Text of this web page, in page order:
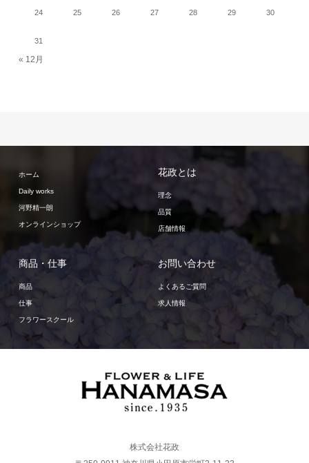
24 25 26 27 28 29 30
31
« 12月
ホーム
Daily works
河野精一朗
オンラインショップ
花政とは
理念
品質
店舗情報
商品・仕事
商品
仕事
フラワースクール
お問い合わせ
よくあるご質問
求人情報
株式会社花政